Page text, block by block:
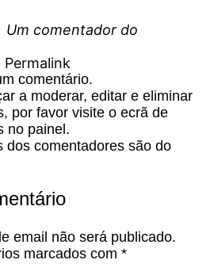
Um comentador do
Permalink
comentário.
a moderar, editar e eliminar
por favor visite o ecrã de
no painel.
dos comentadores são do
email não será publicado.
marcados com *